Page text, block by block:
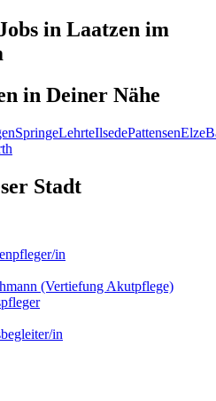
in Laatzen im
in Deiner Nähe
SpringeLehrteIlsedePattensenElze
Stadt
in
(Vertiefung Akutpflege)
in